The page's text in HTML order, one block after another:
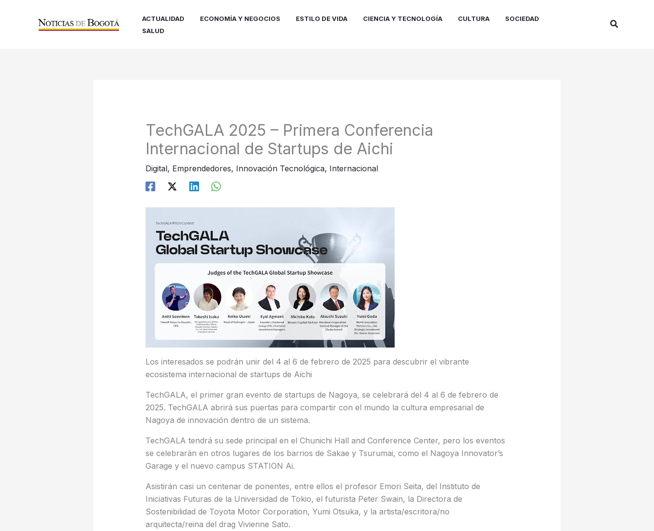
ACTUALIDAD ECONOMÍA Y NEGOCIOS ESTILO DE VIDA CIENCIA Y TECNOLOGÍA CULTURA
SOCIEDAD
SALUD
Buscar
TechGALA 2025 – Primera Conferencia
Internacional de Startups de Aichi
Digital, Emprendedores, Innovación Tecnológica, Internacional
Los interesados se podrán unir del 4 al 6 de febrero de 2025 para descubrir el vibrante
ecosistema internacional de startups de Aichi
TechGALA, el primer gran evento de startups de Nagoya, se celebrará del 4 al 6 de febrero de
2025. TechGALA abrirá sus puertas para compartir con el mundo la cultura empresarial de
Nagoya de innovación dentro de un sistema.
TechGALA tendrá su sede principal en el Chunichi Hall and Conference Center, pero los eventos
se celebrarán en otros lugares de los barrios de Sakae y Tsurumai, como el Nagoya Innovator’s
Garage y el nuevo campus STATION Ai.
Asistirán casi un centenar de ponentes, entre ellos el profesor Emori Seita, del Instituto de
Iniciativas Futuras de la Universidad de Tokio, el futurista Peter Swain, la Directora de
Sostenibilidad de Toyota Motor Corporation, Yumi Otsuka, y la artista/escritora/no
arquitecta/reina del drag Vivienne Sato.